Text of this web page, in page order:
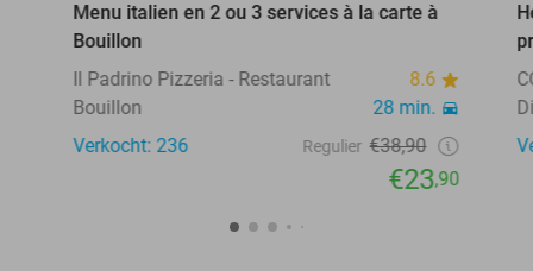
Menu italien en 2 ou 3 services à la carte à
Bouillon
Il Padrino Pizzeria - Restaurant
8.6
Bouillon
28 min.
Verkocht: 236
Regulier €38,90
€23,90